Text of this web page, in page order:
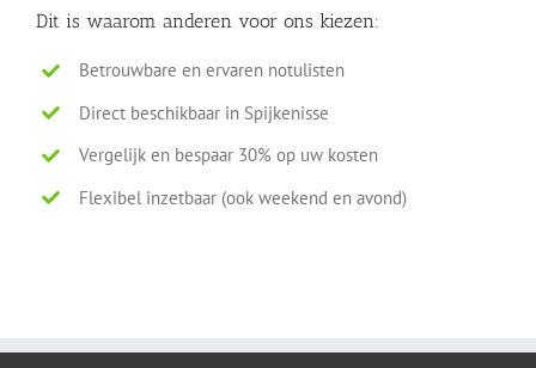
Dit is waarom anderen voor ons kiezen:
Betrouwbare en ervaren notulisten
Direct beschikbaar in Spijkenisse
Vergelijk en bespaar 30% op uw kosten
Flexibel inzetbaar (ook weekend en avond)